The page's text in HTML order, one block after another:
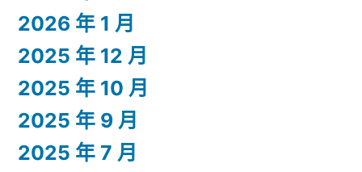
2026 年 1 月
2025 年 12 月
2025 年 10 月
2025 年 9 月
2025 年 7 月